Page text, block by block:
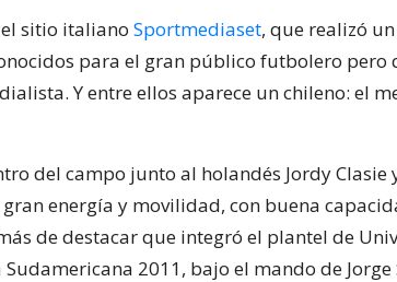
sitio italiano Sportmediaset, que realizó
para el gran público futbolero pero
Y entre ellos aparece un chileno: el
del campo junto al holandés Jordy
energía y movilidad, con buena
de destacar que integró el plantel de
2011, bajo el mando de